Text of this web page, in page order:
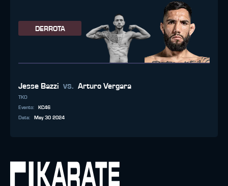
DERROTA
Jesse Bazzi vs. Arturo Vergara
TKO
Evento:
KC46
Data: May 30 2024